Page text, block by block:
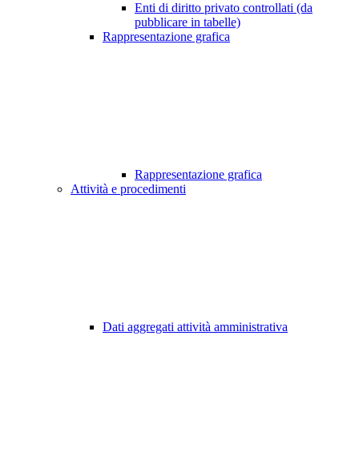
Enti di diritto privato controllati (da
pubblicare in tabelle)
Rappresentazione grafica
Rappresentazione grafica
Attività e procedimenti
Dati aggregati attività amministrativa